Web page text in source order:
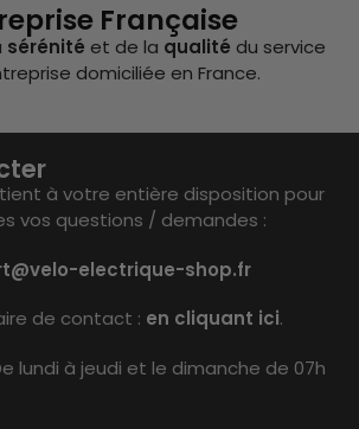
Française
sérénité et de la qualité du service
domiciliée en France.
à votre entière disposition pour
vos questions / demandes :
electrique-shop.fr
de contact : en cliquant ici.
lundi à jeudi et le dimanche de 07h